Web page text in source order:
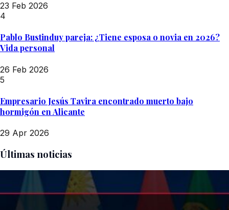
23 Feb 2026
4
Pablo Bustinduy pareja: ¿Tiene esposa o novia en 2026?
Vida personal
26 Feb 2026
5
Empresario Jesús Tavira encontrado muerto bajo
hormigón en Alicante
29 Apr 2026
Últimas noticias